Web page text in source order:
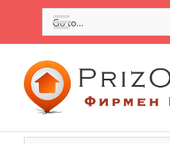
Go to...